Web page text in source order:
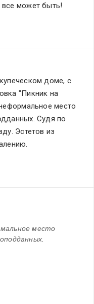
может быть!
доме, с
"Пикник на
место
Судя по
Эстетов из
место